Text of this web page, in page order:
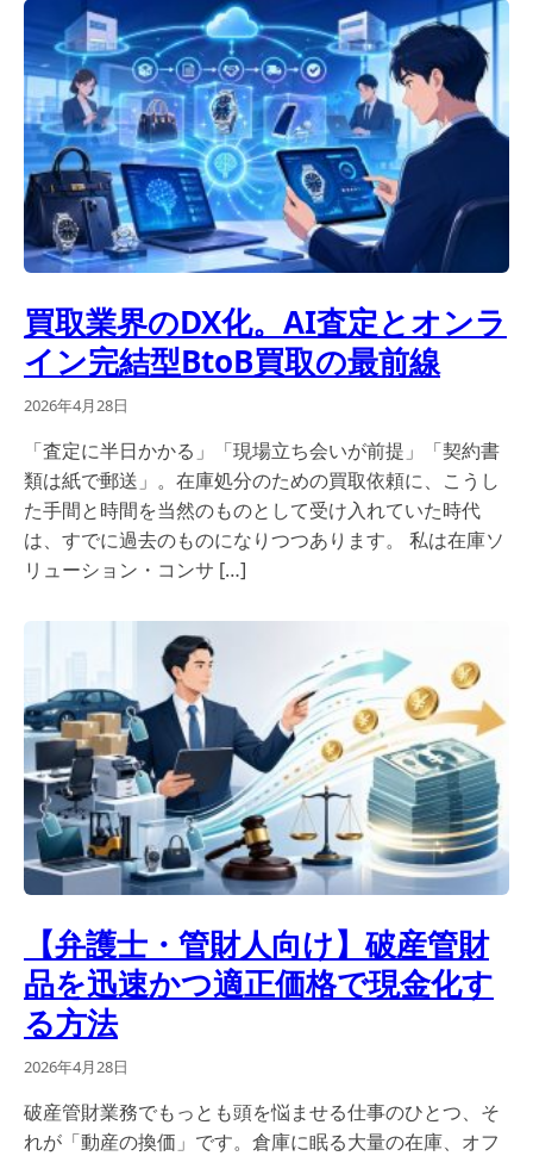
買取業界のDX化。AI査定とオンラ
イン完結型BtoB買取の最前線
2026年4月28日
「査定に半日かかる」「現場立ち会いが前提」「契約書
類は紙で郵送」。在庫処分のための買取依頼に、こうし
た手間と時間を当然のものとして受け入れていた時代
は、すでに過去のものになりつつあります。 私は在庫ソ
リューション・コンサ […]
【弁護士・管財人向け】破産管財
品を迅速かつ適正価格で現金化す
る方法
2026年4月28日
破産管財業務でもっとも頭を悩ませる仕事のひとつ、そ
れが「動産の換価」です。倉庫に眠る大量の在庫、オフ